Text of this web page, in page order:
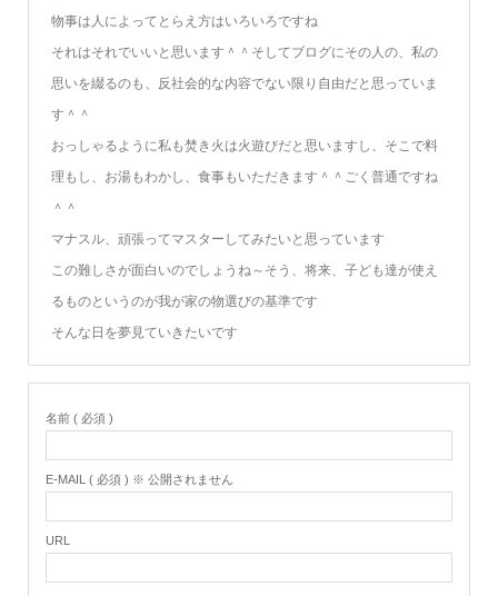
物事は人によってとらえ方はいろいろですね
それはそれでいいと思います＾＾そしてブログにその人の、私の
思いを綴るのも、反社会的な内容でない限り自由だと思っていま
す＾＾
おっしゃるように私も焚き火は火遊びだと思いますし、そこで料
理もし、お湯もわかし、食事もいただきます＾＾ごく普通ですね
＾＾
マナスル、頑張ってマスターしてみたいと思っています
この難しさが面白いのでしょうね～そう、将来、子ども達が使え
るものというのが我が家の物選びの基準です
そんな日を夢見ていきたいです
名前 ( 必須 )
E-MAIL ( 必須 ) ※ 公開されません
URL